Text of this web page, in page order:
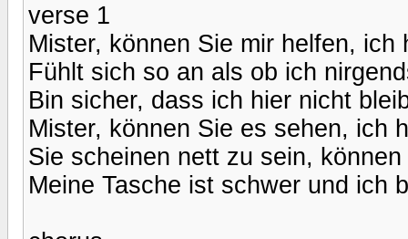
verse 1
Mister, können Sie mir helfen, ich
Fühlt sich so an als ob ich
Bin sicher, dass ich hier nicht
Mister, können Sie es sehen, ich
Sie scheinen nett zu sein,
Meine Tasche ist schwer und ich